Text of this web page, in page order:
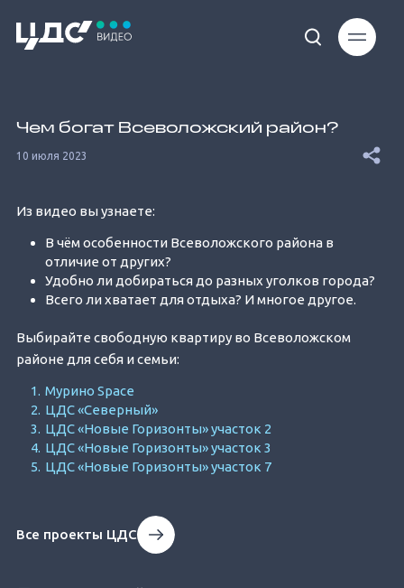
Unmute
7.64%
Чем богат Всеволожский район?
10 июля 2023
Из видео вы узнаете:
В чём особенности Всеволожского района в
отличие от других?
Удобно ли добираться до разных уголков города?
Всего ли хватает для отдыха? И многое другое.
Выбирайте свободную квартиру во Всеволожском
районе для себя и семьи:
Мурино Space
ЦДС «Северный»
ЦДС «Новые Горизонты» участок 2
ЦДС «Новые Горизонты» участок 3
ЦДС «Новые Горизонты» участок 7
Все проекты ЦДС